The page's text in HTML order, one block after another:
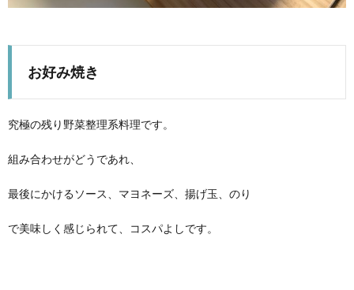
お好み焼き
究極の残り野菜整理系料理です。
組み合わせがどうであれ、
最後にかけるソース、マヨネーズ、揚げ玉、のり
で美味しく感じられて、コスパよしです。